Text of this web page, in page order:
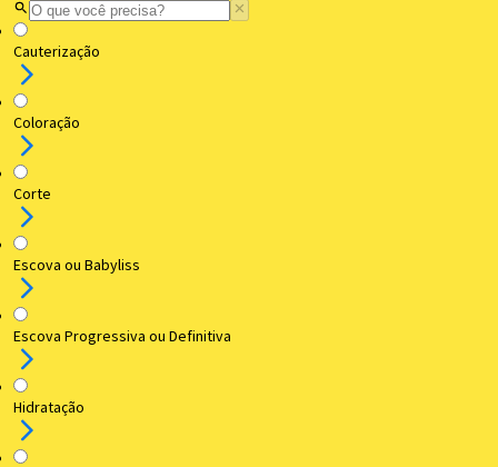
Cauterização
Coloração
Corte
Escova ou Babyliss
Escova Progressiva ou Definitiva
Hidratação